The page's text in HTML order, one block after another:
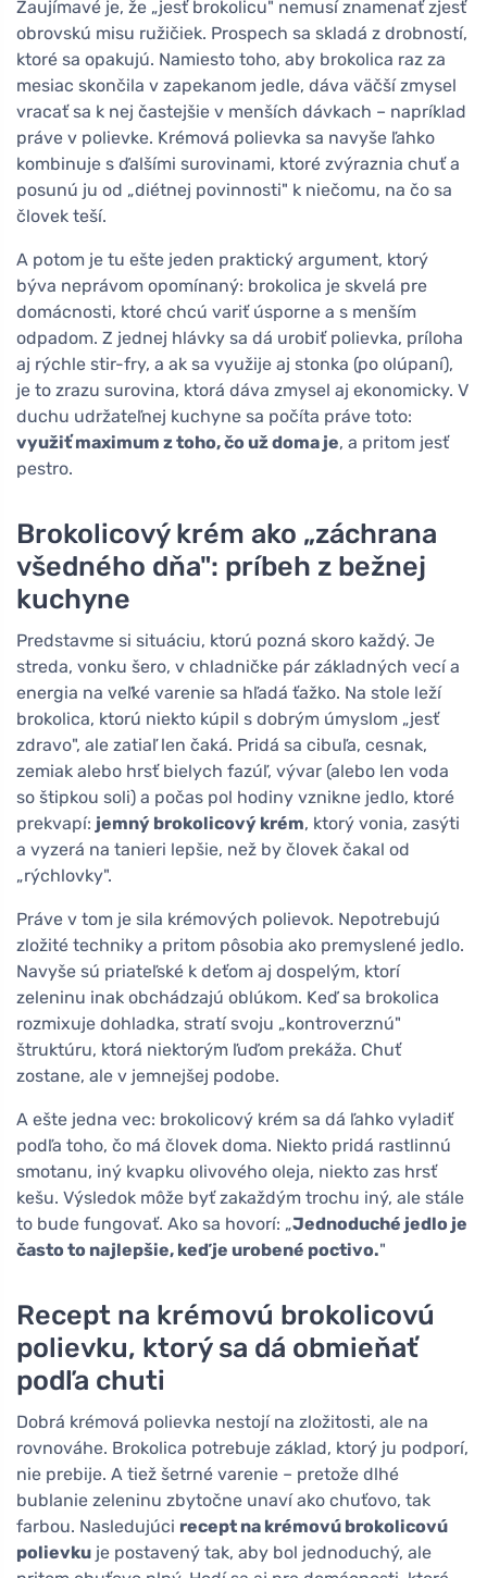
Zaujímavé je, že „jesť brokolicu" nemusí znamenať zjesť
obrovskú misu ružičiek. Prospech sa skladá z drobností,
ktoré sa opakujú. Namiesto toho, aby brokolica raz za
mesiac skončila v zapekanom jedle, dáva väčší zmysel
vracať sa k nej častejšie v menších dávkach – napríklad
práve v polievke. Krémová polievka sa navyše ľahko
kombinuje s ďalšími surovinami, ktoré zvýraznia chuť a
posunú ju od „diétnej povinnosti" k niečomu, na čo sa
človek teší.
A potom je tu ešte jeden praktický argument, ktorý
býva neprávom opomínaný: brokolica je skvelá pre
domácnosti, ktoré chcú variť úsporne a s menším
odpadom. Z jednej hlávky sa dá urobiť polievka, príloha
aj rýchle stir-fry, a ak sa využije aj stonka (po olúpaní),
je to zrazu surovina, ktorá dáva zmysel aj ekonomicky. V
duchu udržateľnej kuchyne sa počíta práve toto:
využiť maximum z toho, čo už doma je, a pritom jesť
pestro.
Brokolicový krém ako „záchrana
všedného dňa": príbeh z bežnej
kuchyne
Predstavme si situáciu, ktorú pozná skoro každý. Je
streda, vonku šero, v chladničke pár základných vecí a
energia na veľké varenie sa hľadá ťažko. Na stole leží
brokolica, ktorú niekto kúpil s dobrým úmyslom „jesť
zdravo", ale zatiaľ len čaká. Pridá sa cibuľa, cesnak,
zemiak alebo hrsť bielych fazúľ, vývar (alebo len voda
so štipkou soli) a počas pol hodiny vznikne jedlo, ktoré
prekvapí: jemný brokolicový krém, ktorý vonia, zasýti
a vyzerá na tanieri lepšie, než by človek čakal od
„rýchlovky".
Práve v tom je sila krémových polievok. Nepotrebujú
zložité techniky a pritom pôsobia ako premyslené jedlo.
Navyše sú priateľské k deťom aj dospelým, ktorí
zeleninu inak obchádzajú oblúkom. Keď sa brokolica
rozmixuje dohladka, stratí svoju „kontroverznú"
štruktúru, ktorá niektorým ľuďom prekáža. Chuť
zostane, ale v jemnejšej podobe.
A ešte jedna vec: brokolicový krém sa dá ľahko vyladiť
podľa toho, čo má človek doma. Niekto pridá rastlinnú
smotanu, iný kvapku olivového oleja, niekto zas hrsť
kešu. Výsledok môže byť zakaždým trochu iný, ale stále
to bude fungovať. Ako sa hovorí: „Jednoduché jedlo je
často to najlepšie, keď je urobené poctivo."
Recept na krémovú brokolicovú
polievku, ktorý sa dá obmieňať
podľa chuti
Dobrá krémová polievka nestojí na zložitosti, ale na
rovnováhe. Brokolica potrebuje základ, ktorý ju podporí,
nie prebije. A tiež šetrné varenie – pretože dlhé
bublanie zeleninu zbytočne unaví ako chuťovo, tak
farbou. Nasledujúci recept na krémovú brokolicovú
polievku je postavený tak, aby bol jednoduchý, ale